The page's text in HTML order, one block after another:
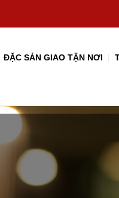
ĐẶC SẢN GIAO TẬN NƠI